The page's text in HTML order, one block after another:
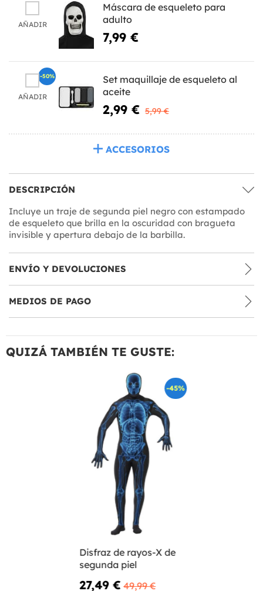
AÑADIR
Máscara de esqueleto para
adulto
7,99 €
AÑADIR
Set maquillaje de esqueleto al
aceite
2,99 € 5,99 €
-50%
ACCESORIOS
DESCRIPCIÓN
Incluye un traje de segunda piel negro con estampado
de esqueleto que brilla en la oscuridad con bragueta
invisible y apertura debajo de la barbilla.
ENVÍO Y DEVOLUCIONES
MEDIOS DE PAGO
QUIZÁ TAMBIÉN TE GUSTE:
-45%
Disfraz de rayos-X de
segunda piel
27,49 € 49,99 €